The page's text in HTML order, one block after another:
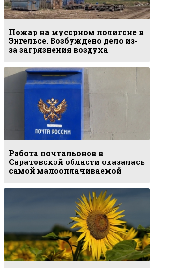
Пожар на мусорном полигоне в
Энгельсе. Возбуждено дело из-
за загрязнения воздуха
Работа почтальонов в
Саратовской области оказалась
самой малооплачиваемой